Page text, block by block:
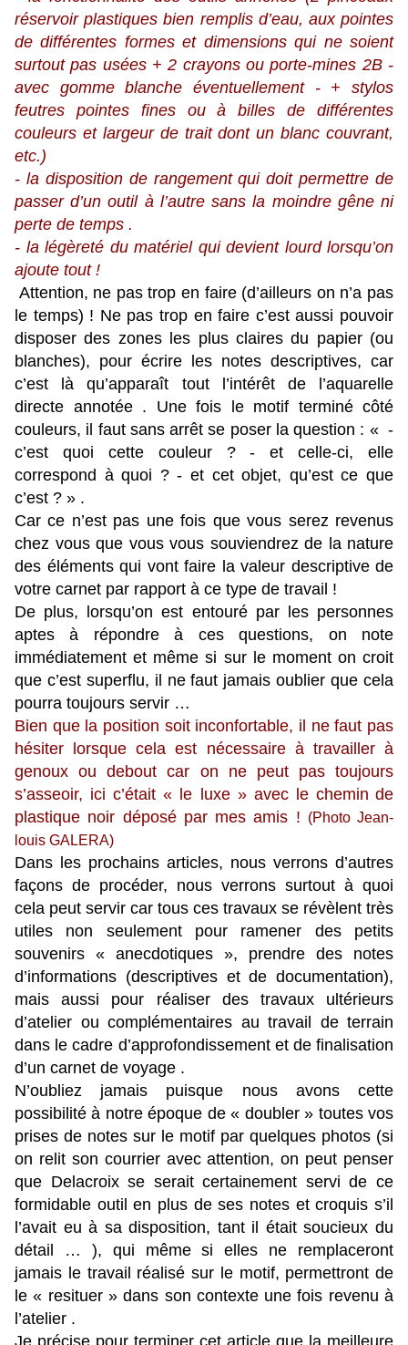
réservoir plastiques bien remplis d’eau, aux pointes
de différentes formes et dimensions qui ne soient
surtout pas usées + 2 crayons ou porte-mines 2B -
avec gomme blanche éventuellement - + stylos
feutres pointes fines ou à billes de différentes
couleurs et largeur de trait dont un blanc couvrant,
etc.)
- la disposition de rangement qui doit permettre de
passer d’un outil à l’autre sans la moindre gêne ni
perte de temps .
- la légèreté du matériel qui devient lourd lorsqu’on
ajoute tout !
Attention, ne pas trop en faire (d’ailleurs on n’a pas
le temps) ! Ne pas trop en faire c’est aussi pouvoir
disposer des zones les plus claires du papier (ou
blanches), pour écrire les notes descriptives, car
c’est là qu’apparaît tout l’intérêt de l’aquarelle
directe annotée . Une fois le motif terminé côté
couleurs, il faut sans arrêt se poser la question : « -
c’est quoi cette couleur ? - et celle-ci, elle
correspond à quoi ? - et cet objet, qu’est ce que
c’est ? » .
Car ce n’est pas une fois que vous serez revenus
chez vous que vous vous souviendrez de la nature
des éléments qui vont faire la valeur descriptive de
votre carnet par rapport à ce type de travail !
De plus, lorsqu’on est entouré par les personnes
aptes à répondre à ces questions, on note
immédiatement et même si sur le moment on croit
que c’est superflu, il ne faut jamais oublier que cela
pourra toujours servir …
Bien que la position soit inconfortable, il ne faut pas
hésiter lorsque cela est nécessaire à travailler à
genoux ou debout car on ne peut pas toujours
s’asseoir, ici c’était « le luxe » avec le chemin de
plastique noir déposé par mes amis ! (Photo Jean-
louis GALERA)
Dans les prochains articles, nous verrons d’autres
façons de procéder, nous verrons surtout à quoi
cela peut servir car tous ces travaux se révèlent très
utiles non seulement pour ramener des petits
souvenirs « anecdotiques », prendre des notes
d’informations (descriptives et de documentation),
mais aussi pour réaliser des travaux ultérieurs
d’atelier ou complémentaires au travail de terrain
dans le cadre d’approfondissement et de finalisation
d’un carnet de voyage .
N’oubliez jamais puisque nous avons cette
possibilité à notre époque de « doubler » toutes vos
prises de notes sur le motif par quelques photos (si
on relit son courrier avec attention, on peut penser
que Delacroix se serait certainement servi de ce
formidable outil en plus de ses notes et croquis s’il
l’avait eu à sa disposition, tant il était soucieux du
détail … ), qui même si elles ne remplaceront
jamais le travail réalisé sur le motif, permettront de
le « resituer » dans son contexte une fois revenu à
l’atelier .